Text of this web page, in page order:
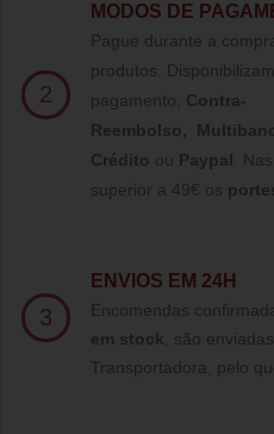
2
MODOS DE
Pague durante a
produtos.
pagamento; Contra-
Reembolso,
Crédito ou Paypal
superior a 49€ os
3
ENVIOS EM 24H
Encomendas
em stock , são
Transportadora, pelo